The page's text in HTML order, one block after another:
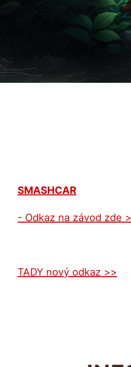
SMASHCAR
- Odkaz na závod zde
TADY nový odkaz >>